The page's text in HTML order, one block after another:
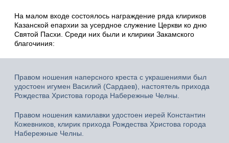
На малом входе состоялось награждение ряда клириков
Казанской епархии за усердное служение Церкви ко дню
Святой Пасхи. Среди них были и клирики Закамского
благочиния:
Правом ношения наперсного креста с украшениями был
удостоен игумен Василий (Сардаев), настоятель прихода
Рождества Христова города Набережные Челны.
Правом ношения камилавки удостоен иерей Константин
Кожевников, клирик прихода Рождества Христова города
Набережные Челны.